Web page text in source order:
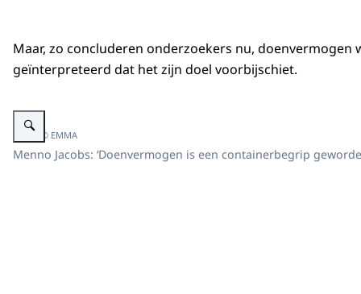
Maar, zo concluderen onderzoekers nu, doenvermogen
geïnterpreteerd dat het zijn doel voorbijschiet.
Vergroot afbeelding Menno Jacobs
Beeld: © EMMA
Menno Jacobs: ‘Doenvermogen is een containerbegrip